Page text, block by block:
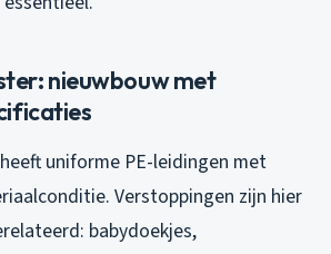
nieuwbouw met
uniforme PE-leidingen met
Verstoppingen zijn hier
babydoekjes,